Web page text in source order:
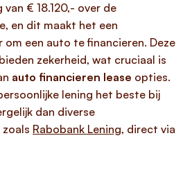
€ 18.120,- over de
en dit maakt het een
een auto te financieren. Deze
zekerheid, wat cruciaal is
auto financieren lease opties.
lening het beste bij
dan diverse
Rabobank Lening, direct via